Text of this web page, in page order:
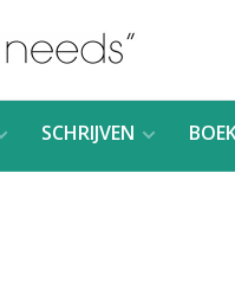
SCHRIJVEN